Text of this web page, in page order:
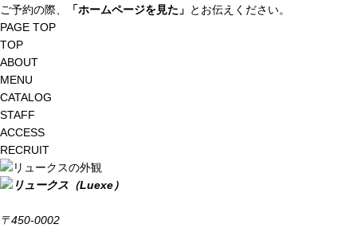
ご予約の際、
「ホームページを見た」 とお伝えください。
PAGE TOP
TOP
ABOUT
MENU
CATALOG
STAFF
ACCESS
RECRUIT
〒450-0002